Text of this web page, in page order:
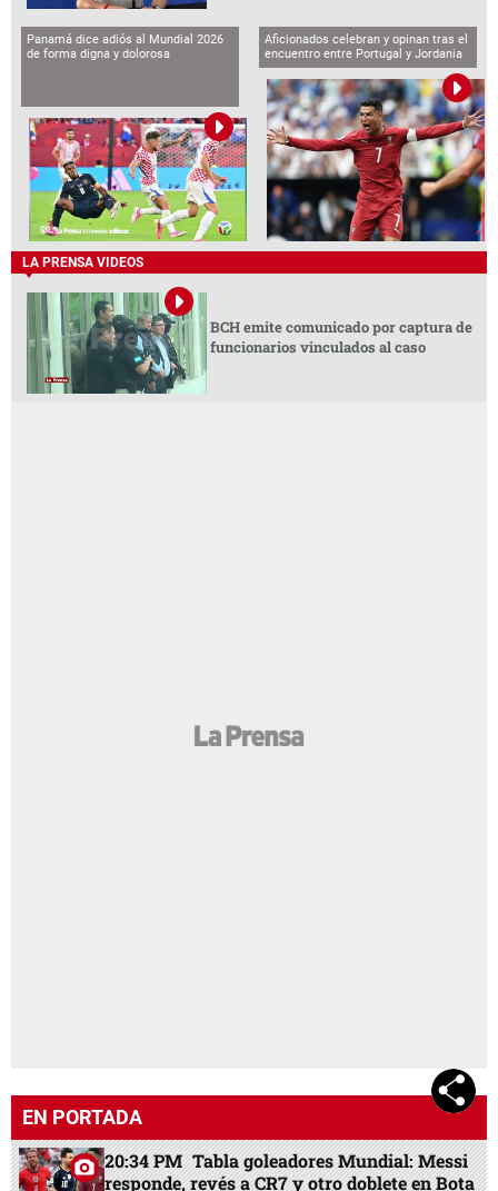
Panamá dice adiós al Mundial 2026
de forma digna y dolorosa
Aficionados celebran y opinan tras el
encuentro entre Portugal y Jordania
LA PRENSA VIDEOS
BCH emite comunicado por captura de
funcionarios vinculados al caso
EN PORTADA
20:34 PM Tabla goleadores Mundial: Messi
responde, revés a CR7 y otro doblete en Bota